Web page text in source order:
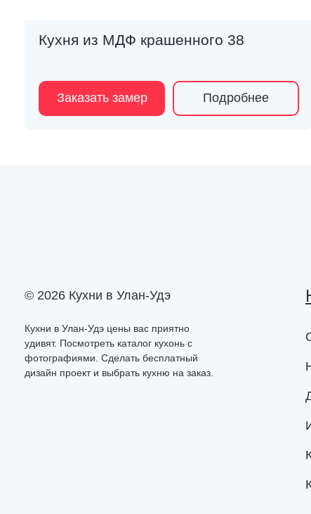
Кухня из МДФ крашенного 38
Заказать замер Подробнее
© 2026 Кухни в Улан-Удэ
Кухни в Улан-Удэ цены вас приятно
удивят. Посмотреть каталог кухонь с
фотографиями. Сделать бесплатный
дизайн проект и выбрать кухню на заказ.